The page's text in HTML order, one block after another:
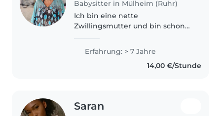
Babysitter in Mülheim (Ruhr)
Ich bin eine nette
Zwillingsmutter und bin schon
wohne in einem kleinen Haus
mit Garten und betreue gerne
Erfahrung: > 7 Jahre
14,00 €/Stunde
Saran